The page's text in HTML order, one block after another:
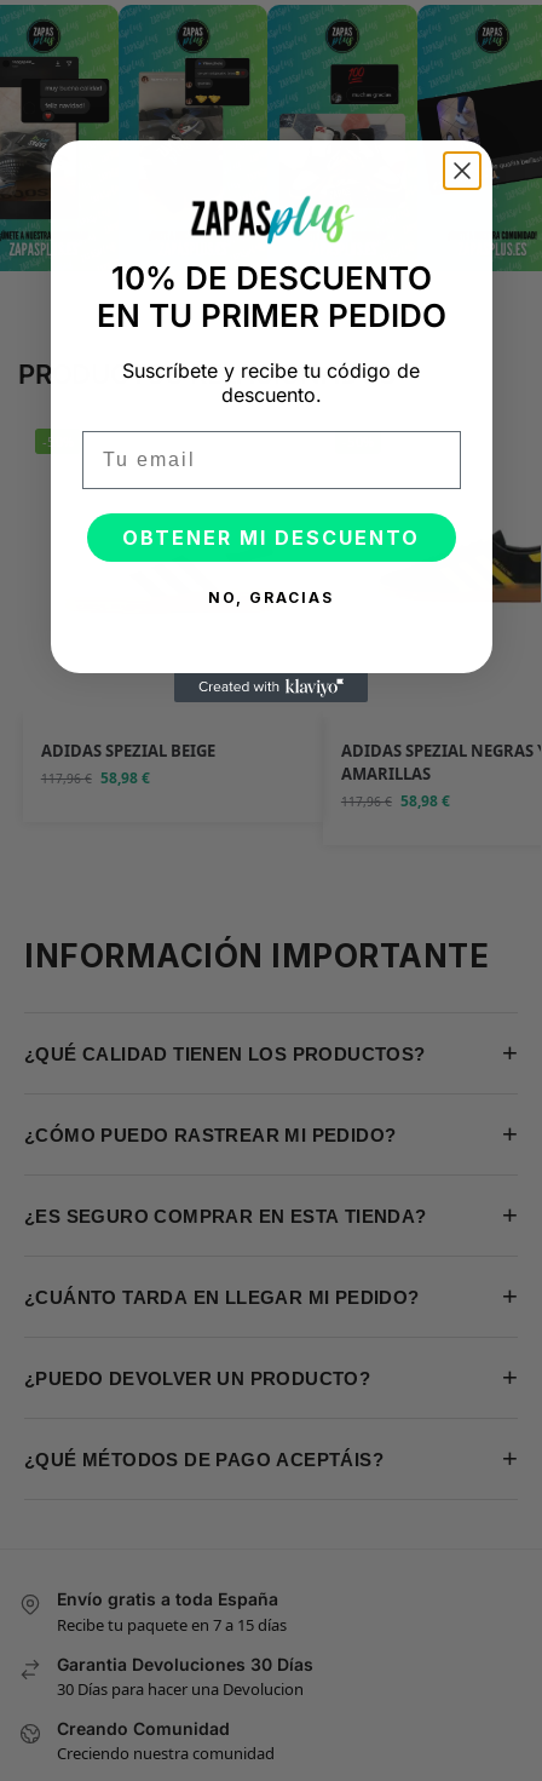
PRODUCTOS RELACIONADOS
-50%
ADIDAS SPEZIAL BEIGE
117,96€ 58,98€
ADIDAS SPEZIAL NEGRAS
AMARILLAS
117,96€ 58,98€
INFORMACIÓN IMPORTANTE
¿QUÉ CALIDAD TIENEN LOS PRODUCTOS? +
¿CÓMO PUEDO RASTREAR MI PEDIDO? +
¿ES SEGURO COMPRAR EN ESTA TIENDA? +
¿CUÁNTO TARDA EN LLEGAR MI PEDIDO? +
¿PUEDO DEVOLVER UN PRODUCTO? +
¿QUÉ MÉTODOS DE PAGO ACEPTÁIS? +
Envío gratis a toda España
Recibe tu paquete en 7 a 15 días
Garantia Devoluciones 30 Días
30 Días para hacer una Devolucion
Creando Comunidad
Creciendo nuestra comunidad
10% DE DESCUENTO
EN TU PRIMER PEDIDO
Suscríbete y recibe tu código de
descuento.
OBTENER MI DESCUENTO
NO, GRACIAS